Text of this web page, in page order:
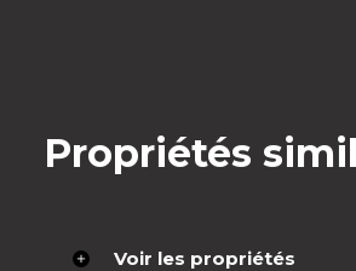
Propriétés
Voir les propriétés